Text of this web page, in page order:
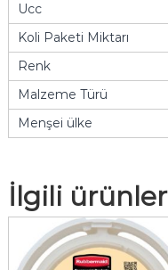
Ucc
Koli Paketi Miktarı
Renk
Malzeme Türü
Menşei ülke
İlgili ürünler